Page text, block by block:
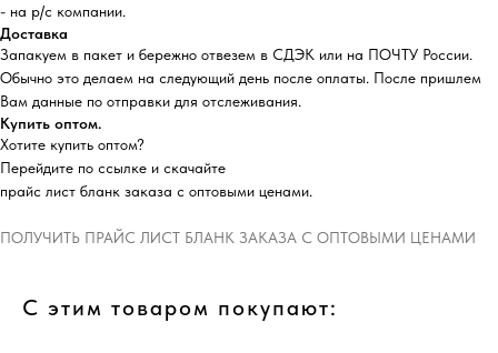
- на р/с компании.
Доставка
Запакуем в пакет и бережно отвезем в СДЭК или на ПОЧТУ России.
Обычно это делаем на следующий день после оплаты. После пришлем
Вам данные по отправки для отслеживания.
Купить оптом.
Хотите купить оптом?
Перейдите по ссылке и скачайте
прайс лист бланк заказа с оптовыми ценами.
ПОЛУЧИТЬ ПРАЙС ЛИСТ БЛАНК ЗАКАЗА С ОПТОВЫМИ ЦЕНАМИ
С этим товаром покупают: